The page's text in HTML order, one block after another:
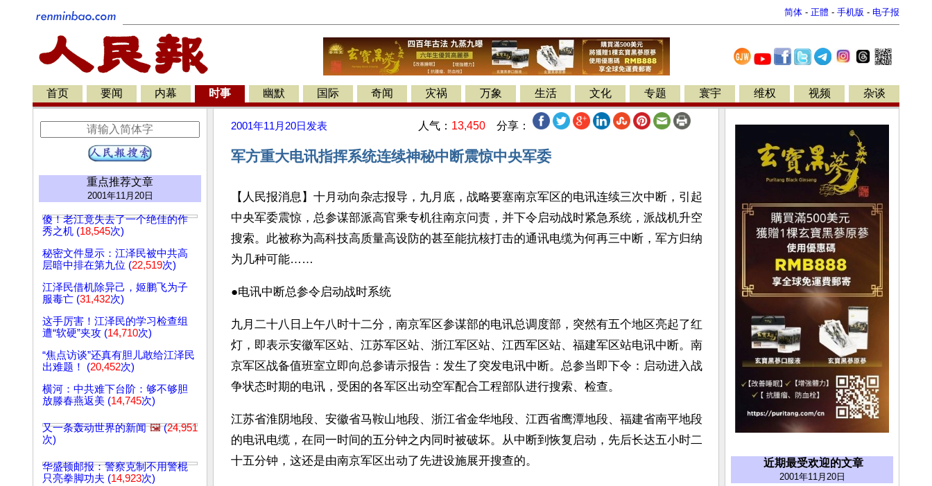
简体 - 正體 - 手机版 - 电子报
首页 要闻 内幕 时事 幽默 国际 奇闻 灾祸 万象 生活 文化 专题 寰宇 维权 视频 杂谈
重点推荐文章
2001年11月20日
傻！老江竟失去了一个绝佳的作
秀之机 (18,545次)
秘密文件显示：江泽民被中共高
层暗中排在第九位 (22,519次)
江泽民借机除异己，姬鹏飞为子
服毒亡 (31,432次)
这手厉害！江泽民的学习检查组
遭“软硬”夹攻 (14,710次)
“焦点访谈”还真有胆儿敢给江泽民
出难题！ (20,452次)
横河：中共难下台阶：够不够胆
放滕春燕返美 (14,745次)
又一条轰动世界的新闻 🖼️(24,951
次)
华盛顿邮报：警察克制不用警棍
只亮拳脚功夫 (14,923次)
2001年11月20日 发表 人气： 13,450 分享：
军方重大电讯指挥系统连续神秘中断震惊中央军委
【人民报消息】十月动向杂志报导，九月底，战略要塞南京军区的电讯连续三次中断，引起
中央军委震惊，总参谋部派高官乘专机往南京问责，并下令启动战时紧急系统，派战机升空
搜索。此被称为高科技高质量高设防的甚至能抗核打击的通讯电缆为何再三中断，军方归纳
为几种可能……
●电讯中断总参令启动战时系统
九月二十八日上午八时十二分，南京军区参谋部的电讯总调度部，突然有五个地区亮起了红
灯，即表示安徽军区站、江苏军区站、浙江军区站、江西军区站、福建军区站电讯中断。南
京军区战备值班室立即向总参请示报告：发生了突发电讯中断。总参当即下令：启动进入战
争状态时期的电讯，受困的各军区出动空军配合工程部队进行搜索、检查。
江苏省淮阴地段、安徽省马鞍山地段、浙江省金华地段、江西省鹰潭地段、福建省南平地段
的电讯电缆，在同一时间的五分钟之内同时被破坏。从中断到恢复启动，先后长达五小时二
十五分钟，这还是由南京军区出动了先进设施展开搜查的。
近期最受欢迎的文章
2001年11月20日